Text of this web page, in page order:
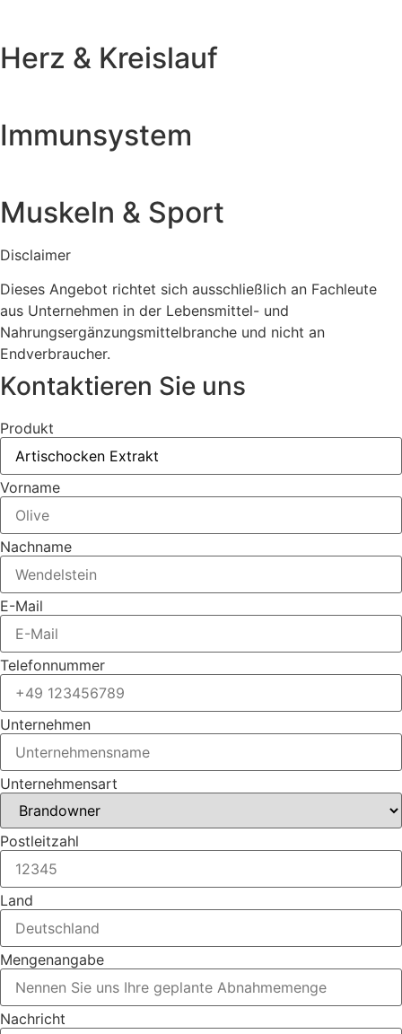
Herz & Kreislauf
Immunsystem
Muskeln & Sport
Disclaimer
Dieses Angebot richtet sich ausschließlich an Fachleute
aus Unternehmen in der Lebensmittel- und
Nahrungsergänzungsmittelbranche und nicht an
Endverbraucher.
Kontaktieren Sie uns
Produkt
Vorname
Nachname
E-Mail
Telefonnummer
Unternehmen
Unternehmensart
Postleitzahl
Land
Mengenangabe
Nachricht